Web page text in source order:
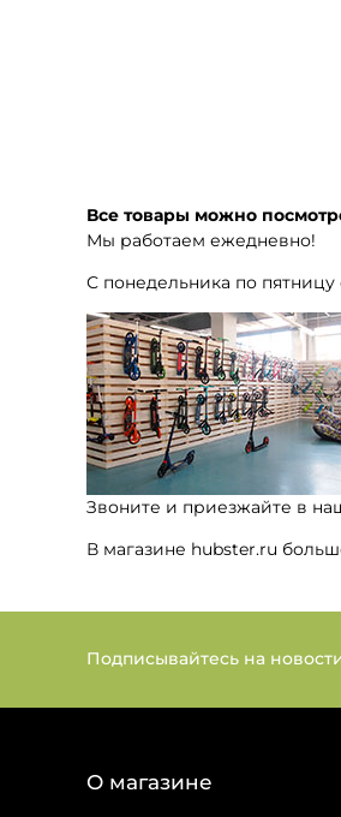
Все товары можно
Мы работаем ежедневно!
С понедельника по пятницу
Звоните и приезжайте в
В магазине hubster.ru
Подписывайтесь на
О магазине